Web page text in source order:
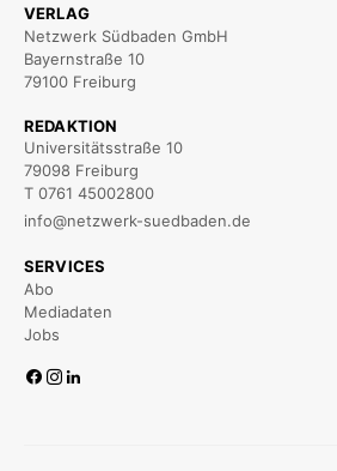
VERLAG
Netzwerk Südbaden GmbH
Bayernstraße 10
79100 Freiburg
REDAKTION
Universitätsstraße 10
79098 Freiburg
T 0761 45002800
info@netzwerk-suedbaden.de
SERVICES
Abo
Mediadaten
Jobs